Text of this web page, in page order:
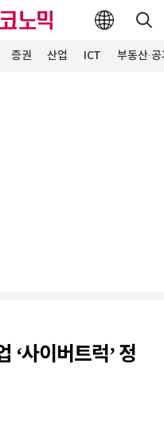
증권 산업 ICT 부동산·
‘사이버트럭’ 정